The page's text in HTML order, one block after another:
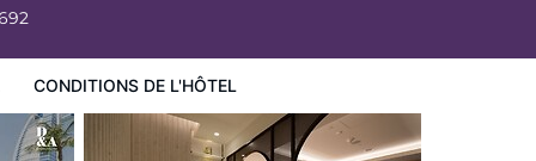
CONDITIONS DE L'HÔTEL